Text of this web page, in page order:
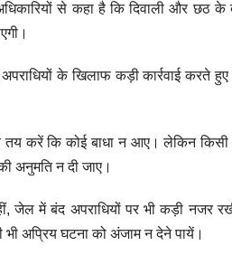
से कहा है कि दिवाली और छठ के
के खिलाफ कड़ी कार्रवाई करते हुए
तय करें कि कोई बाधा न आए। लेकिन किसी
अनुमति न दी जाए।
जेल में बंद अपराधियों पर भी कड़ी नजर
अप्रिय घटना को अंजाम न देने पायें।